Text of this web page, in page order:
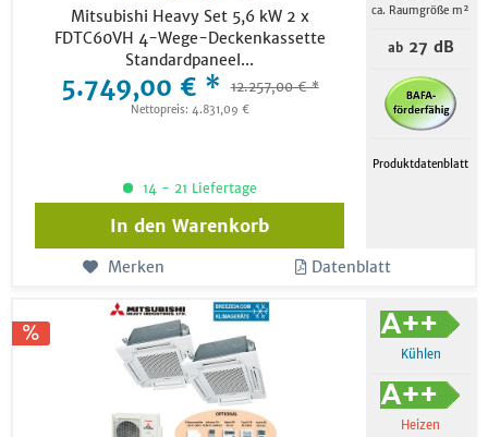
Mitsubishi Heavy Set 5,6 kW 2 x
FDTC60VH 4-Wege-Deckenkassette
Standardpaneel...
5.749,00 € * 12.257,00 € *
Nettopreis: 4.831,09 €
ca. Raumgröße m²
ab27 dB
Produktdatenblatt
14 - 21 Liefertage
In den Warenkorb
Merken Datenblatt
Kühlen
Heizen